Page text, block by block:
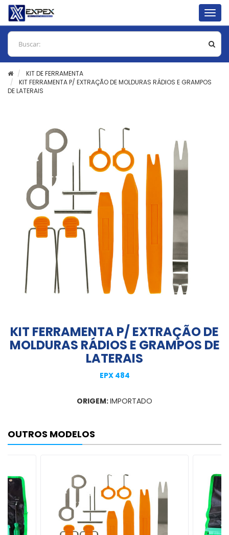
KIT DE FERRAMENTA
KIT FERRAMENTA P/ EXTRAÇÃO DE MOLDURAS RÁDIOS E GRAMPOS
DE LATERAIS
KIT FERRAMENTA P/ EXTRAÇÃO DE
MOLDURAS RÁDIOS E GRAMPOS DE
LATERAIS
EPX 484
ORIGEM:IMPORTADO
OUTROS MODELOS